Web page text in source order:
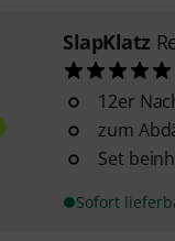
SlapKlatz
12er
zum
Set
Sofort